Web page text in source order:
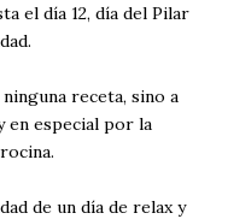
el día 12, día del Pilar
receta, sino a
en especial por la
de un día de relax y